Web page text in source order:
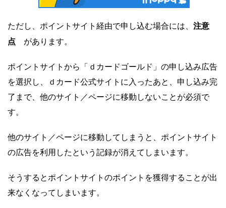
ただし、ポイントサイト経由で申し込む場合には、 注意
点 があります。
ポイントサイトから「ｄカードゴールド」の申し込み広告
を選択し、ｄカード公式サイトに入ったあと、申し込み完
了まで、他のサイト／ページに移動しないことが必須で
す。
他のサイト／ページに移動してしまうと、ポイントサイト
の広告を利用したという記録が消えてしまいます。
そうするとポイントサイトのポイントを獲得することが出
来なくなってしまいます。